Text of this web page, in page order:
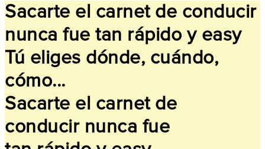
Sacarte el carnet de conducir
nunca fue tan rápido y easy
Tú eliges dónde, cuándo,
cómo...
Sacarte el carnet de
conducir nunca fue